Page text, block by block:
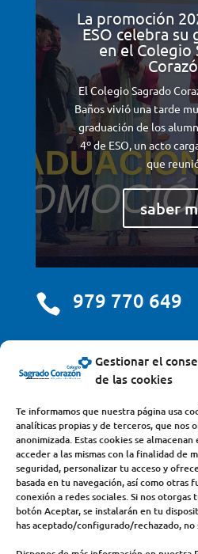
Gestionar el
de las cookies
Te informamos que nuestra página usa
analíticas propias y de terceros, que nos
anonimizada. Estas cookies se
acceder a las mismas con la finalidad de
seguridad, personalizar tu acceso y
basada en tu navegación, así como otras
conexión a redes sociales. Si nos
botón Aceptar, se instalarán en tu
has aceptado/configurado/rechazado,
La promoción
ESO celebra su
en el Colegio
El Colegio Sagrado
Baños vivió una tarde
graduación de los
4º de ESO, un acto
que
saber
 979 770 649
Colegio y Seminario
Avda. Castilla y León, s/n –
(Palencia) – Teléfono